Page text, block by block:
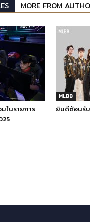
MORE FROM
ในรายการ
MLBB
ยินดีต้อนรั